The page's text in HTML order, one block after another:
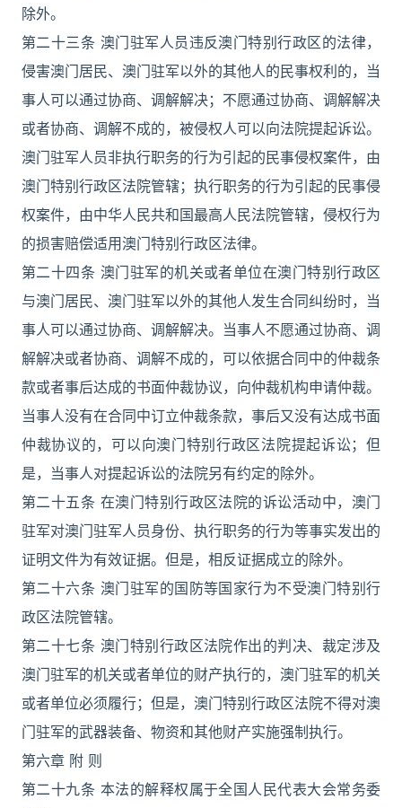
除外。
第二十三条 澳门驻军人员违反澳门特别行政区的法律，
侵害澳门居民、澳门驻军以外的其他人的民事权利的，当
事人可以通过协商、调解解决；不愿通过协商、调解解决
或者协商、调解不成的，被侵权人可以向法院提起诉讼。
澳门驻军人员非执行职务的行为引起的民事侵权案件，由
澳门特别行政区法院管辖；执行职务的行为引起的民事侵
权案件，由中华人民共和国最高人民法院管辖，侵权行为
的损害赔偿适用澳门特别行政区法律。
第二十四条 澳门驻军的机关或者单位在澳门特别行政区
与澳门居民、澳门驻军以外的其他人发生合同纠纷时，当
事人可以通过协商、调解解决。当事人不愿通过协商、调
解解决或者协商、调解不成的，可以依据合同中的仲裁条
款或者事后达成的书面仲裁协议，向仲裁机构申请仲裁。
当事人没有在合同中订立仲裁条款，事后又没有达成书面
仲裁协议的，可以向澳门特别行政区法院提起诉讼；但
是，当事人对提起诉讼的法院另有约定的除外。
第二十五条 在澳门特别行政区法院的诉讼活动中，澳门
驻军对澳门驻军人员身份、执行职务的行为等事实发出的
证明文件为有效证据。但是，相反证据成立的除外。
第二十六条 澳门驻军的国防等国家行为不受澳门特别行
政区法院管辖。
第二十七条 澳门特别行政区法院作出的判决、裁定涉及
澳门驻军的机关或者单位的财产执行的，澳门驻军的机关
或者单位必须履行；但是，澳门特别行政区法院不得对澳
门驻军的武器装备、物资和其他财产实施强制执行。
第六章 附 则
第二十九条 本法的解释权属于全国人民代表大会常务委